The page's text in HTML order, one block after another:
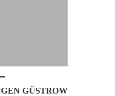
GÜSTROW